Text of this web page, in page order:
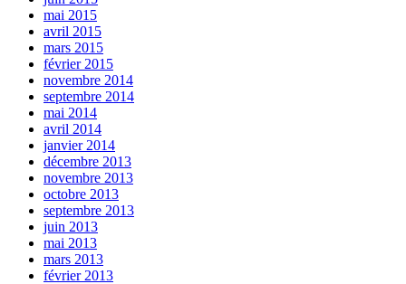
mai 2015
avril 2015
mars 2015
février 2015
novembre 2014
septembre 2014
mai 2014
avril 2014
janvier 2014
décembre 2013
novembre 2013
octobre 2013
septembre 2013
juin 2013
mai 2013
mars 2013
février 2013